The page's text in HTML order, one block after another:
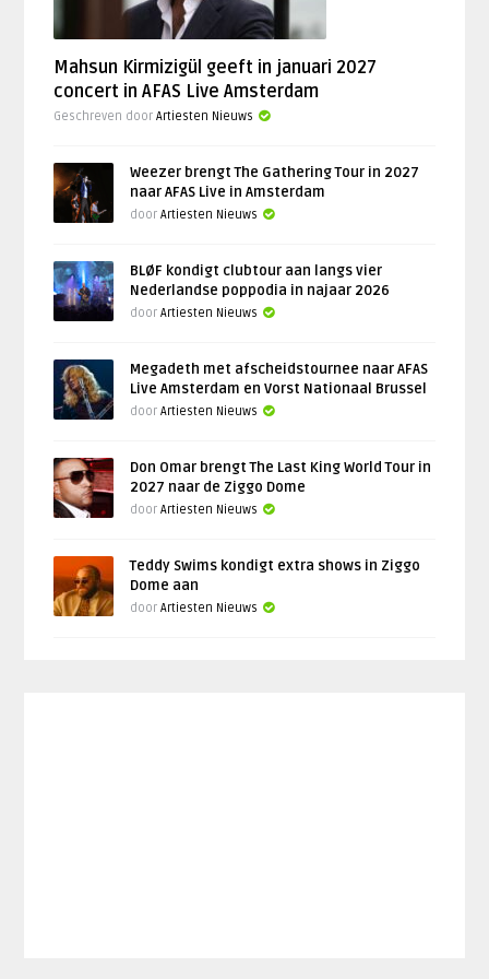
Mahsun Kirmizigül geeft in januari 2027
concert in AFAS Live Amsterdam
Geschreven doorArtiesten Nieuws
Weezer brengt The Gathering Tour in 2027
naar AFAS Live in Amsterdam
doorArtiesten Nieuws
BLØF kondigt clubtour aan langs vier
Nederlandse poppodia in najaar 2026
doorArtiesten Nieuws
Megadeth met afscheidstournee naar AFAS
Live Amsterdam en Vorst Nationaal Brussel
doorArtiesten Nieuws
Don Omar brengt The Last King World Tour in
2027 naar de Ziggo Dome
doorArtiesten Nieuws
Teddy Swims kondigt extra shows in Ziggo
Dome aan
doorArtiesten Nieuws